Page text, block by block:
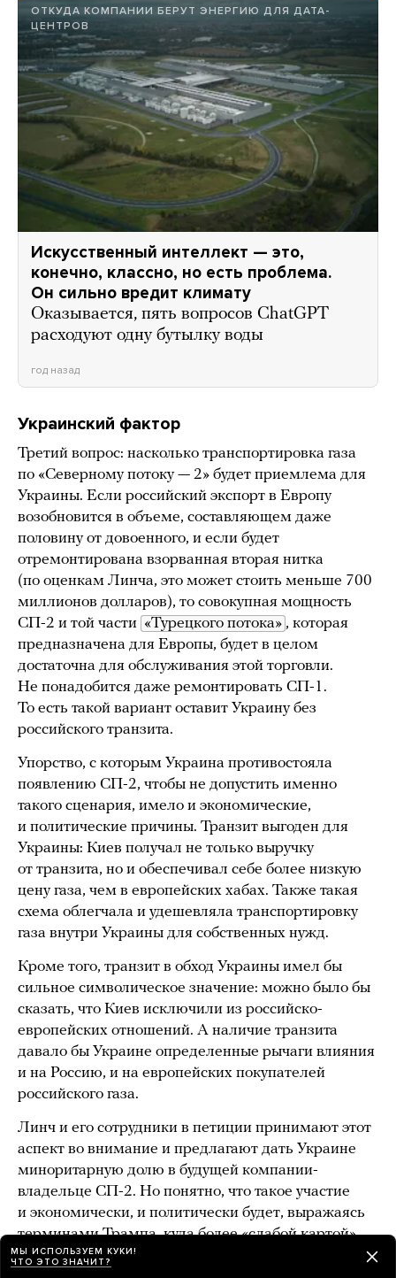
ОТКУДА КОМПАНИИ БЕРУТ ЭНЕРГИЮ ДЛЯ ДАТА-
ЦЕНТРОВ
Искусственный интеллект — это,
конечно, классно, но есть проблема.
Он сильно вредит климату
Оказывается, пять вопросов ChatGPT
расходуют одну бутылку воды
год назад
Украинский фактор
Третий вопрос: насколько транспортировка газа
по «Северному потоку — 2» будет приемлема для
Украины. Если российский экспорт в Европу
возобновится в объеме, составляющем даже
половину от довоенного, и если будет
отремонтирована взорванная вторая нитка
(по оценкам Линча, это может стоить меньше 700
миллионов долларов), то совокупная мощность
СП-2 и той части «Турецкого потока» , которая
предназначена для Европы, будет в целом
достаточна для обслуживания этой торговли.
Не понадобится даже ремонтировать СП-1.
То есть такой вариант оставит Украину без
российского транзита.
Упорство, с которым Украина противостояла
появлению СП-2, чтобы не допустить именно
такого сценария, имело и экономические,
и политические причины. Транзит выгоден для
Украины: Киев получал не только выручку
от транзита, но и обеспечивал себе более низкую
цену газа, чем в европейских хабах. Также такая
схема облегчала и удешевляла транспортировку
газа внутри Украины для собственных нужд.
Кроме того, транзит в обход Украины имел бы
сильное символическое значение: можно было бы
сказать, что Киев исключили из российско-
европейских отношений. А наличие транзита
давало бы Украине определенные рычаги влияния
и на Россию, и на европейских покупателей
российского газа.
Линч и его сотрудники в петиции принимают этот
аспект во внимание и предлагают дать Украине
миноритарную долю в будущей компании-
владельце СП-2. Но понятно, что такое участие
и экономически, и политически будет, выражаясь
терминами Трампа, куда более «слабой картой»,
чем прямой контроль над транзитом через
МЫ ИСПОЛЬЗУЕМ КУКИ!
ЧТО ЭТО ЗНАЧИТ?